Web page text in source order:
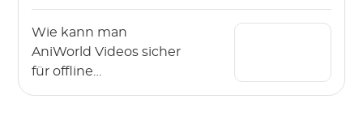
Geräten herunter
Wie kann man
AniWorld Videos sicher
für offline